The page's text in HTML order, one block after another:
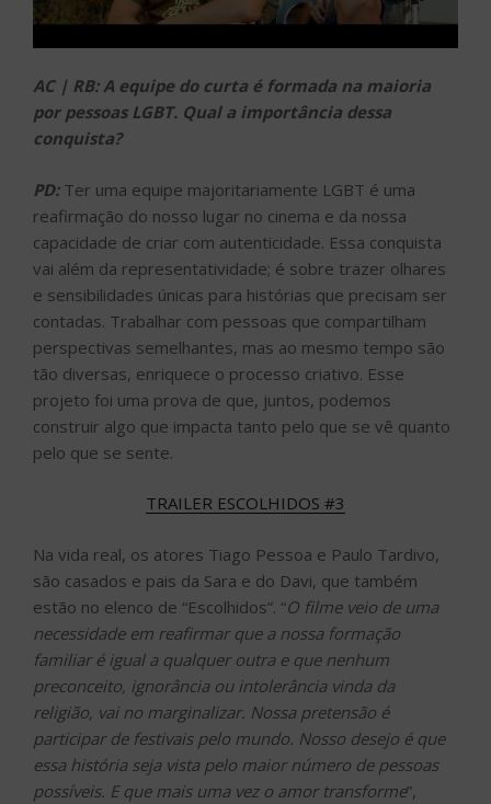
AC | RB: A equipe do curta é formada na maioria
por pessoas LGBT. Qual a importância dessa
conquista?
PD: Ter uma equipe majoritariamente LGBT é uma
reafirmação do nosso lugar no cinema e da nossa
capacidade de criar com autenticidade. Essa conquista
vai além da representatividade; é sobre trazer olhares
e sensibilidades únicas para histórias que precisam ser
contadas. Trabalhar com pessoas que compartilham
perspectivas semelhantes, mas ao mesmo tempo são
tão diversas, enriquece o processo criativo. Esse
projeto foi uma prova de que, juntos, podemos
construir algo que impacta tanto pelo que se vê quanto
pelo que se sente.
TRAILER ESCOLHIDOS #3
Na vida real, os atores Tiago Pessoa e Paulo Tardivo,
são casados e pais da Sara e do Davi, que também
estão no elenco de “Escolhidos”. “O filme veio de uma
necessidade em reafirmar que a nossa formação
familiar é igual a qualquer outra e que nenhum
preconceito, ignorância ou intolerância vinda da
religião, vai no marginalizar. Nossa pretensão é
participar de festivais pelo mundo. Nosso desejo é que
essa história seja vista pelo maior número de pessoas
possíveis. E que mais uma vez o amor transforme”,